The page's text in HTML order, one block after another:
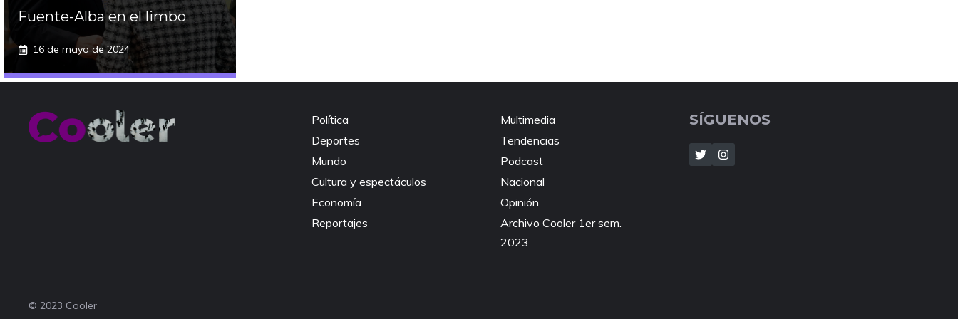
Fuente-Alba en el limbo
16 de mayo de 2024
Política
Deportes
Mundo
Cultura y espectáculos
Economía
Reportajes
Multimedia
Tendencias
Podcast
Nacional
Opinión
Archivo Cooler 1er sem.
2023
SÍGUENOS
© 2023 Cooler